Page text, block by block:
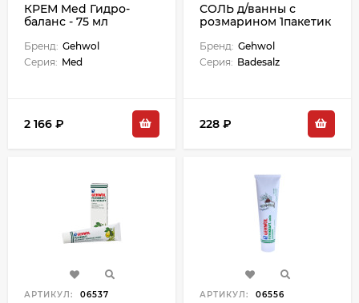
КРЕМ Med Гидро-
баланс - 75 мл
Бренд: Gehwol
Серия: Med
2 166 ₽
СОЛЬ д/ванны с
розмарином 1пакетик
Бренд: Gehwol
Серия: Badesalz
228 ₽
АРТИКУЛ: 06537 АРТИКУЛ: 06556